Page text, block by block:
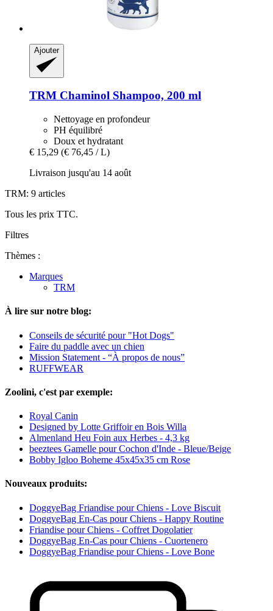
Ajouter
TRM Chaminol Shampoo, 200 ml
Nettoyage en profondeur
PH équilibré
Doux et hydratant
€ 15,29 (€ 76,45 / L)
Livraison jusqu'au 14 août
TRM: 9 articles
Tous les prix TTC.
Filtres
Thèmes :
Marques
TRM
À lire sur notre blog:
Conseils de sécurité pour "Hot Dogs"
Faire du paddle avec un chien
Mission Statement - “À propos de nous”
RUFFWEAR
Zoolini, c'est par exemple:
Royal Canin
Designed by Lotte Griffoir en Bois Willa
Almenland Heu Foin aux Herbes - 4,3 kg
beeztees Gamelle pour Cochon d'Inde - Bleue/Beige
Bobby Igloo Boheme 45x45x35 cm Rose
Nouveaux produits:
DoggyeBag Friandise pour Chiens - Love Biscuit
DoggyeBag En-Cas pour Chiens - Happy Routine
Friandise pour Chiens - Coffret Dogolatier
DoggyeBag En-Cas pour Chiens - Cuortenero
DoggyeBag Friandise pour Chiens - Love Bone